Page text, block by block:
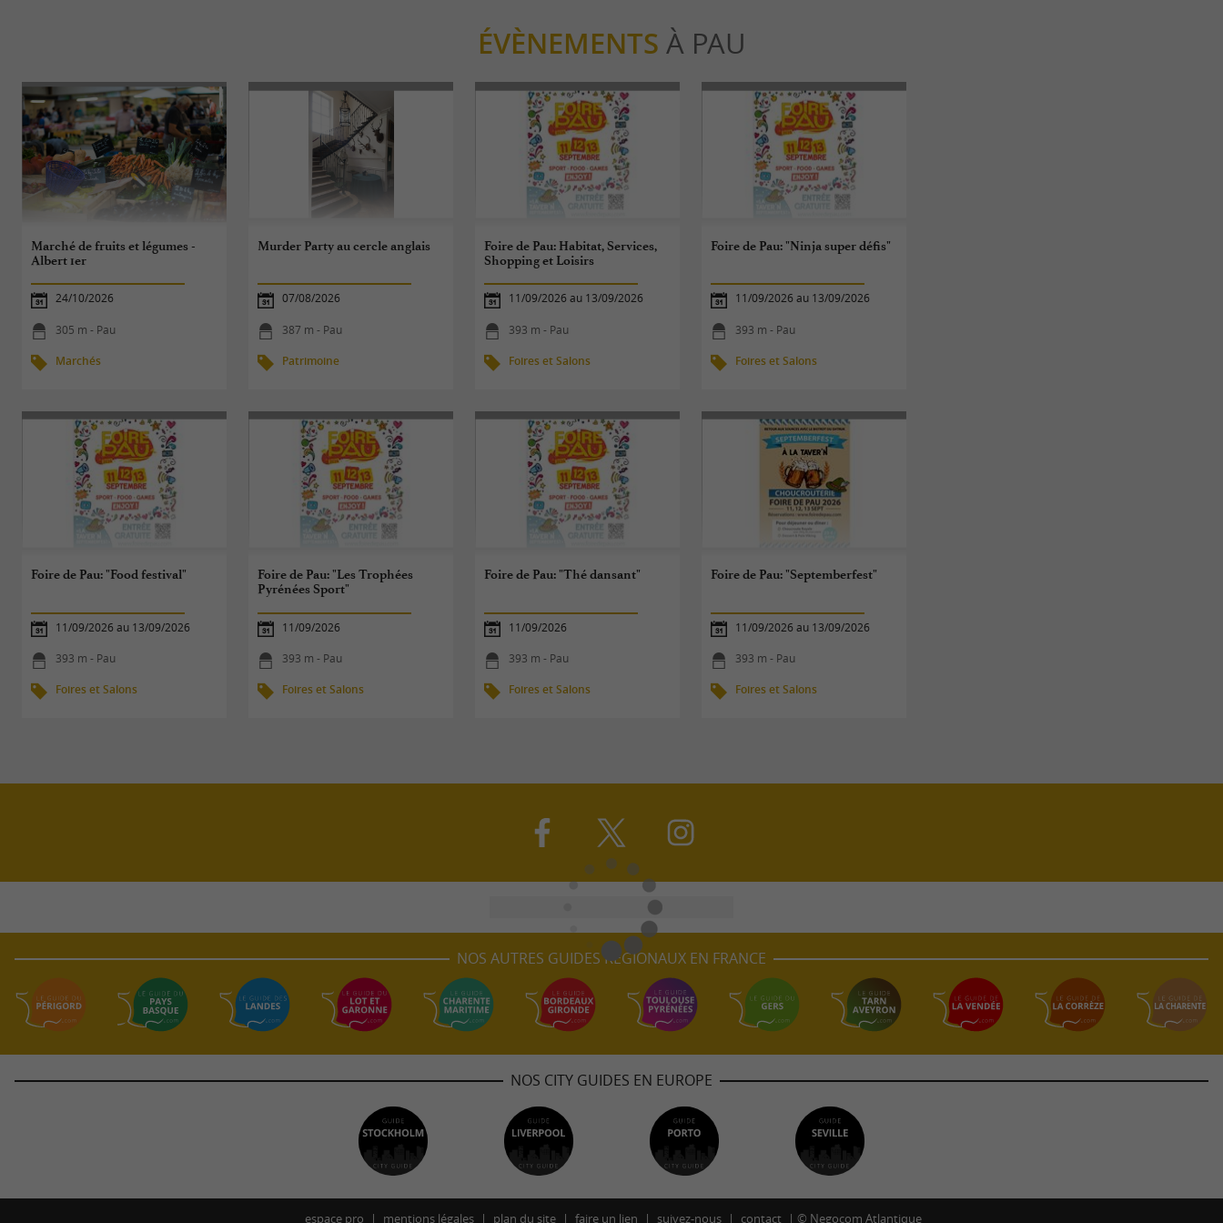
ÉVÈNEMENTS À PAU
Marché de fruits et légumes -
Albert 1er
24/10/2026
305 m - Pau
Marchés
Murder Party au cercle anglais
07/08/2026
387 m - Pau
Patrimoine
Foire de Pau: Habitat, Services,
Shopping et Loisirs
11/09/2026 au 13/09/2026
393 m - Pau
Foires et Salons
Foire de Pau: "Ninja super défis"
11/09/2026 au 13/09/2026
393 m - Pau
Foires et Salons
Foire de Pau: "Food festival"
11/09/2026 au 13/09/2026
393 m - Pau
Foires et Salons
Foire de Pau: "Les Trophées
Pyrénées Sport"
11/09/2026
393 m - Pau
Foires et Salons
Foire de Pau: "Thé dansant"
11/09/2026
393 m - Pau
Foires et Salons
Foire de Pau: "Septemberfest"
11/09/2026 au 13/09/2026
393 m - Pau
Foires et Salons
NOS AUTRES GUIDES RÉGIONAUX EN FRANCE
NOS CITY GUIDES EN EUROPE
espace pro mentions légales plan du site faire un lien suivez-nous contact © Negocom Atlantique